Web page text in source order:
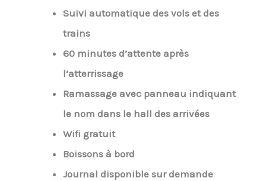
Suivi automatique des vols et des
trains
60 minutes d’attente après
l’atterrissage
Ramassage avec panneau indiquant
le nom dans le hall des arrivées
Wifi gratuit
Boissons à bord
Journal disponible sur demande